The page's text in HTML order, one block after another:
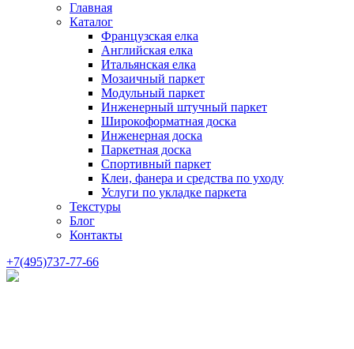
Главная
Каталог
Французская елка
Английская елка
Итальянская елка
Мозаичный паркет
Модульный паркет
Инженерный штучный паркет
Широкоформатная доска
Инженерная доска
Паркетная доска
Спортивный паркет
Клеи, фанера и средства по уходу
Услуги по укладке паркета
Текстуры
Блог
Контакты
+7(495)737-77-66